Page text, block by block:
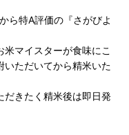
ら特A評価の『さがびよ
マイスターが食味にこ
いただいてから精米いた
きたく精米後は即日発